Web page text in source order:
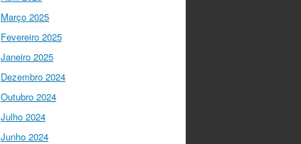
em três valores:
twitter.com/i/web/status/1…
Ciência Viva
Ministério da Ciência foi o
momento fundamental
para a mudança do
Março 2025
Fevereiro 2025
Janeiro 2025
Dezembro 2024
Outubro 2024
Julho 2024
Junho 2024